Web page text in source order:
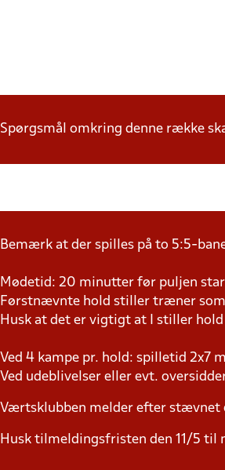
Spørgsmål omkring denne række
Bemærk at der spilles på to 5:5-
Mødetid: 20 minutter før puljen
Førstnævnte hold stiller træner
Husk at det er vigtigt at I stiller
Ved 4 kampe pr. hold: spilletid 2x7
Ved udeblivelser eller evt.
Værtsklubben melder efter stævnet
Husk tilmeldingsfristen den 11/5 til